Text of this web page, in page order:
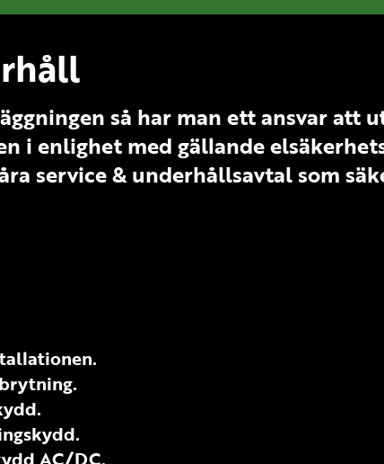
så har man ett ansvar
i enlighet med gällande
service & underhållsavtal som